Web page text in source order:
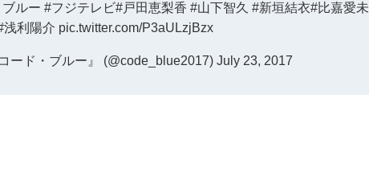
ルー #フジテレビ#戸田恵梨香 #山下智久 #新垣結衣#比嘉愛未
浅利陽介 pic.twitter.com/P3aULzjBzx
ード・ブルー』 (@code_blue2017) July 23, 2017